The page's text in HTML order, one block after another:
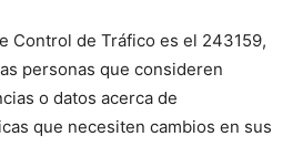
Control de Tráfico es el 243159,
personas que consideren
o datos acerca de
que necesiten cambios en sus